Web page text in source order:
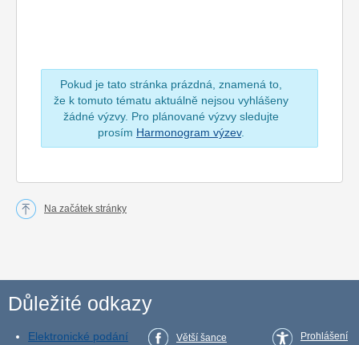
Pokud je tato stránka prázdná, znamená to,
že k tomuto tématu aktuálně nejsou vyhlášeny
žádné výzvy. Pro plánované výzvy sledujte
prosím Harmonogram výzev.
Na začátek stránky
Důležité odkazy
Elektronické podání
Větší šance
Prohlášení